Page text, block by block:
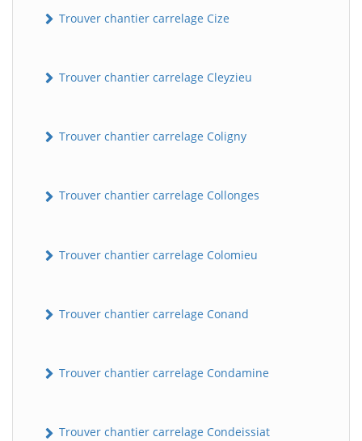
Trouver chantier carrelage Cize
Trouver chantier carrelage Cleyzieu
Trouver chantier carrelage Coligny
Trouver chantier carrelage Collonges
Trouver chantier carrelage Colomieu
Trouver chantier carrelage Conand
Trouver chantier carrelage Condamine
Trouver chantier carrelage Condeissiat